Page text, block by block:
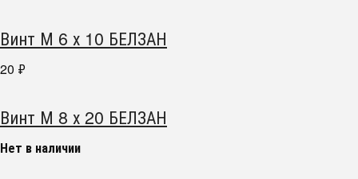
Винт М 6 х 10 БЕЛЗАН
20 ₽
Винт М 8 х 20 БЕЛЗАН
Нет в наличии